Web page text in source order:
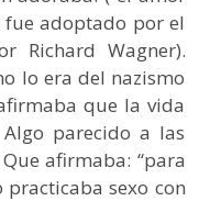
fue adoptado por el
Richard Wagner).
lo era del nazismo
que la vida
parecido a las
afirmaba: “para
practicaba sexo con